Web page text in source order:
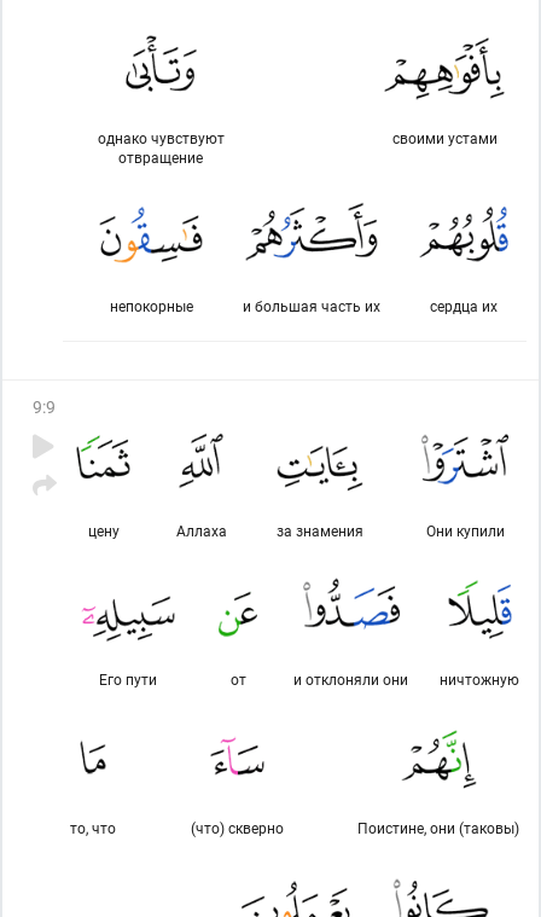
своими устами
однако чувствуют
отвращение
сердца их
и большая часть их
непокорные
9:9
Они купили
за знамения
Аллаха
цену
ничтожную
и отклоняли они
от
Его пути
Поистине, они (таковы)
(что) скверно
то, что